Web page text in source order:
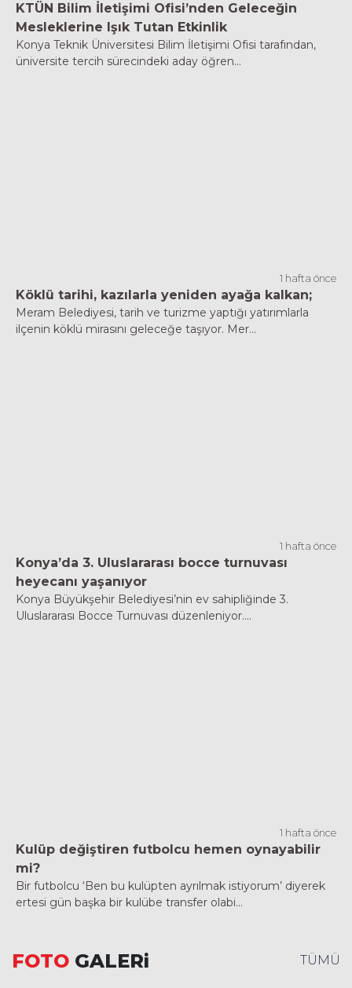
KTÜN Bilim İletişimi Ofisi’nden Geleceğin
Mesleklerine Işık Tutan Etkinlik
Konya Teknik Üniversitesi Bilim İletişimi Ofisi tarafından,
üniversite tercih sürecindeki aday öğren...
1 hafta önce
Köklü tarihi, kazılarla yeniden ayağa kalkan;
Meram Belediyesi, tarih ve turizme yaptığı yatırımlarla
ilçenin köklü mirasını geleceğe taşıyor. Mer...
1 hafta önce
Konya’da 3. Uluslararası bocce turnuvası
heyecanı yaşanıyor
Konya Büyükşehir Belediyesi’nin ev sahipliğinde 3.
Uluslararası Bocce Turnuvası düzenleniyor....
1 hafta önce
Kulüp değiştiren futbolcu hemen oynayabilir
mi?
Bir futbolcu ‘Ben bu kulüpten ayrılmak istiyorum’ diyerek
ertesi gün başka bir kulübe transfer olabi...
FOTO GALERi TÜMÜ